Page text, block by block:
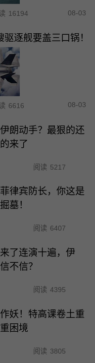
16194 08-03
逐舰要盖三口锅！
6616 08-03
朗动手？最狠的还
来了
阅读 5217
律宾防长，你这是
墓！
阅读 6407
了连演十遍，伊
不信？
阅读 4395
妖！特高课卷土重
困境
阅读 3805